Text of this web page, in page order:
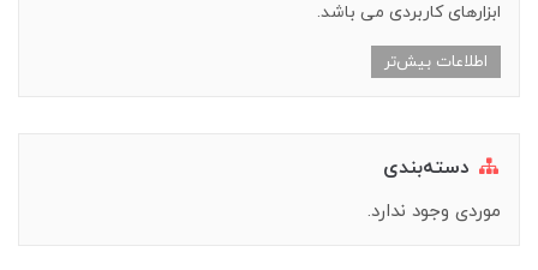
ابزارهای کاربردی می باشد.
اطلاعات بیش‌تر
دسته‌بندی
موردی وجود ندارد.